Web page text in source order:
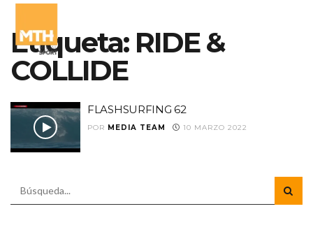
Etiqueta: RIDE &
COLLIDE
FLASHSURFING 62
POR MEDIA TEAM 10 MARZO 2022